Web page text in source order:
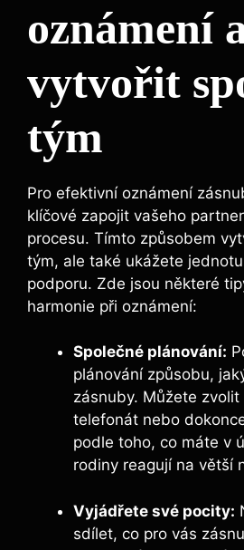
oznámení
vytvořit
tým
Pro efektivní oznámení
klíčové zapojit vašeho
procesu. Tímto způsobem
tým, ale také ukážete
podporu. Zde jsou některé
harmonie při oznámení:
Společné plánování:
plánování způsobu,
zásnuby. Můžete
telefonát nebo
podle toho, co máte v
rodiny reagují na větší
Vyjádřete své pocity:
sdílet, co pro vás